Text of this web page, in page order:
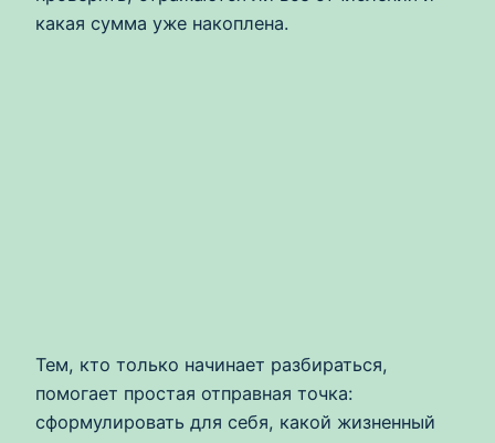
какая сумма уже накоплена.
Тем, кто только начинает разбираться,
помогает простая отправная точка:
сформулировать для себя, какой жизненный